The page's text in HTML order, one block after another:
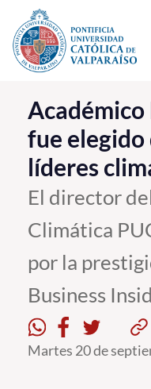
Click acá para ir
La Universidad
Investigación,
PUCV Internacional
Vinculación con el
Admisión
Pregrado
Postgrado
Formación Continua
fue elegido
líderes
El director
Climática
por la
Business
Martes 20 de